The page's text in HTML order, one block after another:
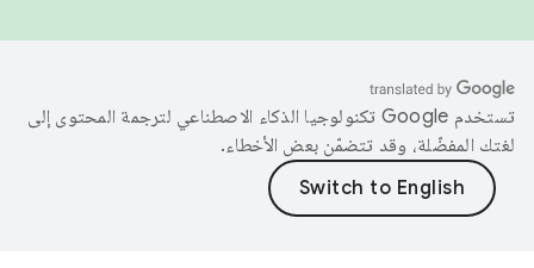
تستخدم Google تكنولوجيا الذكاء الاصطناعي لترجمة المحتوى إلى
لغتك المفضّلة، وقد تتضمّن بعض الأخطاء.